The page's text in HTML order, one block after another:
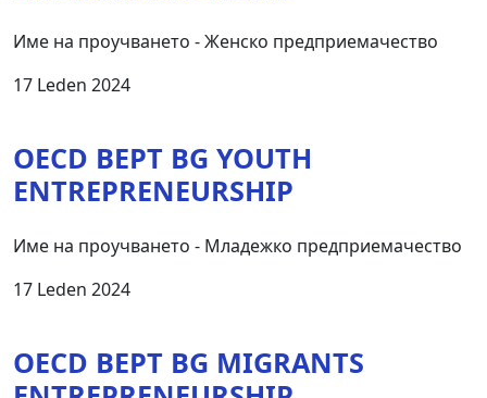
Име на проучването - Женско предприемачество
17 Leden 2024
OECD BEPT BG YOUTH
ENTREPRENEURSHIP
Име на проучването - Младежко предприемачество
17 Leden 2024
OECD BEPT BG MIGRANTS